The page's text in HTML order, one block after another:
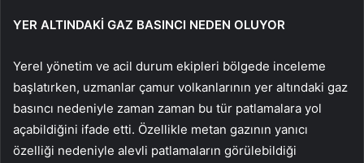
YER ALTINDAKİ GAZ BASINCI NEDEN OLUYOR
Yerel yönetim ve acil durum ekipleri bölgede inceleme
başlatırken, uzmanlar çamur volkanlarının yer altındaki gaz
basıncı nedeniyle zaman zaman bu tür patlamalara yol
açabildiğini ifade etti. Özellikle metan gazının yanıcı
özelliği nedeniyle alevli patlamaların görülebildiği